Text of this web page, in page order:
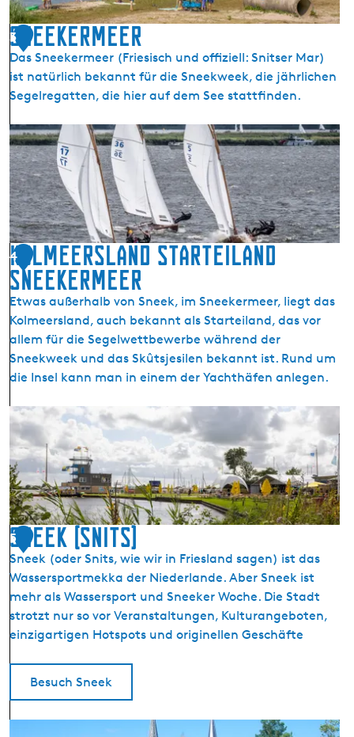
u
s
e
T
e
r
h
e
r
n
e
3
Sneekermeer
Das Sneekermeer (Friesisch und offiziell: Snitser Mar)
ist natürlich bekannt für die Sneekweek, die jährlichen
Segelregatten, die hier auf dem See stattfinden.
S
n
e
e
k
e
r
m
e
e
r
4
Kolmeersland Starteiland
Sneekermeer
Etwas außerhalb von Sneek, im Sneekermeer, liegt das
Kolmeersland, auch bekannt als Starteiland, das vor
allem für die Segelwettbewerbe während der
Sneekweek und das Skûtsjesilen bekannt ist. Rund um
die Insel kann man in einem der Yachthäfen anlegen.
K
o
l
m
e
e
r
s
l
a
n
d
S
t
r
t
5
Sneek (Snits)
Sneek (oder Snits, wie wir in Friesland sagen) ist das
Wassersportmekka der Niederlande. Aber Sneek ist
mehr als Wassersport und Sneeker Woche. Die Stadt
strotzt nur so vor Veranstaltungen, Kulturangeboten,
einzigartigen Hotspots und originellen Geschäfte
Besuch Sneek